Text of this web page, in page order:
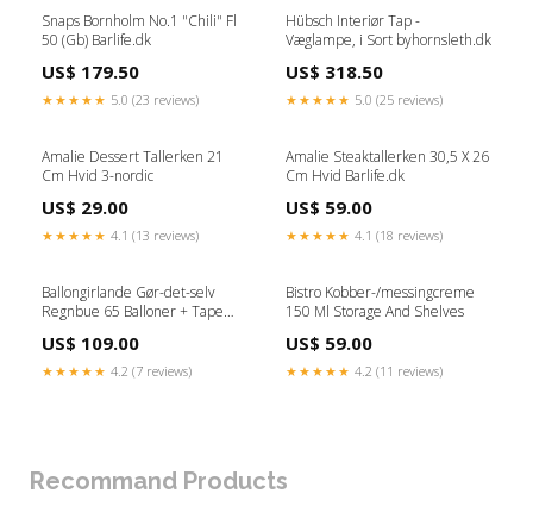
Snaps Bornholm No.1 "Chili" Fl
50 (Gb) Barlife.dk
US$ 179.50
★★★★★ 5.0 (23 reviews)
Hübsch Interiør Tap -
Væglampe, i Sort byhornsleth.dk
US$ 318.50
★★★★★ 5.0 (25 reviews)
Amalie Dessert Tallerken 21
Cm Hvid 3-nordic
US$ 29.00
★★★★★ 4.1 (13 reviews)
Amalie Steaktallerken 30,5 X 26
Cm Hvid Barlife.dk
US$ 59.00
★★★★★ 4.1 (18 reviews)
Ballongirlande Gør-det-selv
Regnbue 65 Balloner + Tape
US$ 109.00
★★★★★ 4.2 (7 reviews)
Bistro Kobber-/messingcreme
150 Ml Storage And Shelves
US$ 59.00
★★★★★ 4.2 (11 reviews)
Recommand Products